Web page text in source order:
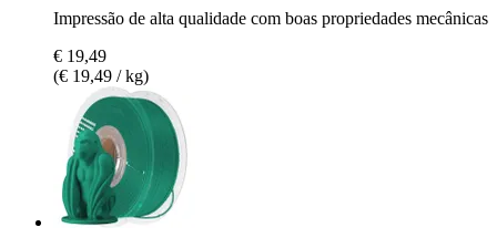
Impressão de alta qualidade com boas propriedades mecânicas
€ 19,49
(€ 19,49 / kg)